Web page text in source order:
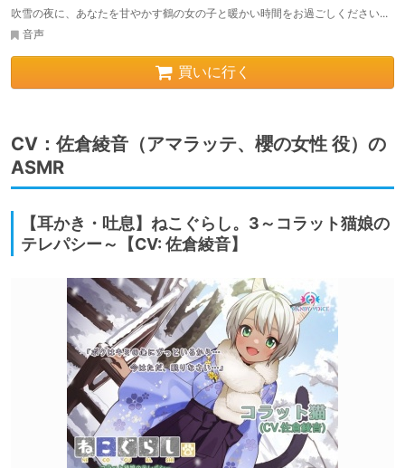
吹雪の夜に、あなたを甘やかす鶴の女の子と暖かい時間をお過ごしください...
音声
買いに行く
CV：佐倉綾音（アマラッテ、櫻の女性 役）の
ASMR
【耳かき・吐息】ねこぐらし。3～コラット猫娘の
テレパシー～【CV: 佐倉綾音】